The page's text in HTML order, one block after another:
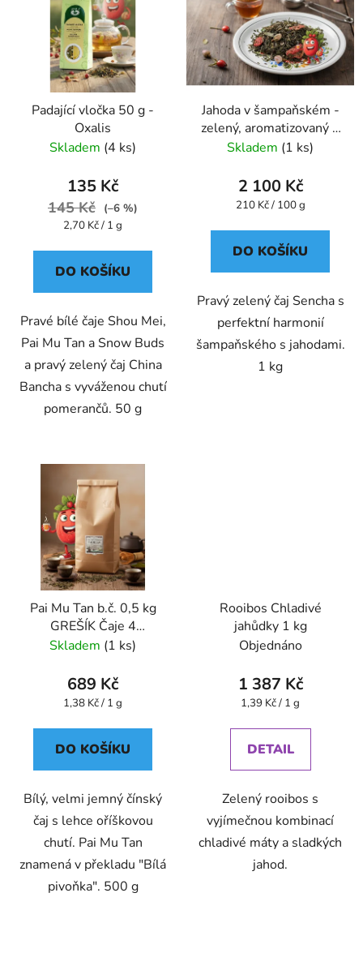
Padající vločka 50 g -
Oxalis
Skladem (4 ks)
135 Kč
145 Kč
(–6 %)
Měrná
2,70 Kč / 1 g
DO KOŠÍKU
Pravé bílé čaje Shou Mei,
Pai Mu Tan a Snow Buds
a pravý zelený čaj China
Bancha s vyváženou chutí
pomerančů. 50 g
Jahoda v šampaňském -
zelený, aromatizovaný 1
kg - Oxalis
Skladem (1 ks)
2 100 Kč
Měrná
210 Kč / 100 g
DO KOŠÍKU
Pravý zelený čaj Sencha s
perfektní harmonií
šampaňského s jahodami.
1 kg
Pai Mu Tan b.č. 0,5 kg
GREŠÍK Čaje 4
světadílů
Skladem (1 ks)
689 Kč
Měrná
1,38 Kč / 1 g
DO KOŠÍKU
Bílý, velmi jemný čínský
čaj s lehce oříškovou
chutí. Pai Mu Tan
znamená v překladu "Bílá
pivoňka". 500 g
Rooibos Chladivé
jahůdky 1 kg
Objednáno
1 387 Kč
Měrná
1,39 Kč / 1 g
DETAIL
Zelený rooibos s
vyjímečnou kombinací
chladivé máty a sladkých
jahod.